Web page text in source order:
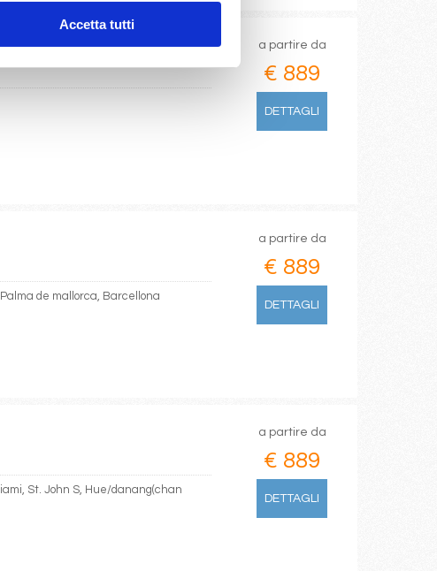
Accetta tutti
a partire da
€ 889
DETTAGLI
de mallorca, Barcellona
a partire da
€ 889
DETTAGLI
St. John S, Hue/danang(chan
a partire da
€ 889
DETTAGLI